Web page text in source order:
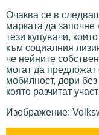
Очаква се в
марката да
тези купувачи,
към социалния
че нейните
могат да
мобилност, дори
която разчитат
Изображение: